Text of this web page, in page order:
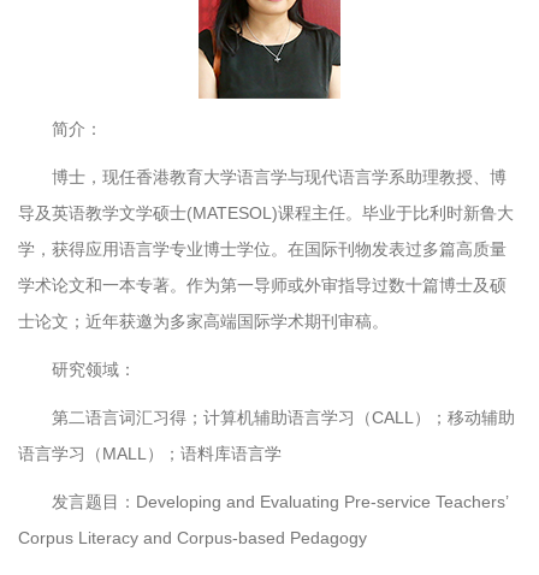
简介：
博士，现任香港教育大学语言学与现代语言学系助理教授、博
导及英语教学文学硕士(MATESOL)课程主任。毕业于比利时新鲁大
学，获得应用语言学专业博士学位。在国际刊物发表过多篇高质量
学术论文和一本专著。作为第一导师或外审指导过数十篇博士及硕
士论文；近年获邀为多家高端国际学术期刊审稿。
研究领域：
第二语言词汇习得；计算机辅助语言学习（CALL）；移动辅助
语言学习（MALL）；语料库语言学
发言题目：Developing and Evaluating Pre-service Teachers’
Corpus Literacy and Corpus-based Pedagogy